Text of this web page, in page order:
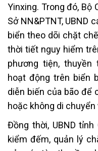
Yinxing. Trong đó, Bộ
Sở NN&PTNT, UBND
biển theo dõi chặt
thời tiết nguy hiểm
phương tiện, thuyền
hoạt động trên biển
diễn biến của bão để
hoặc không di
Đồng thời, UBND
kiểm đếm, quản lý